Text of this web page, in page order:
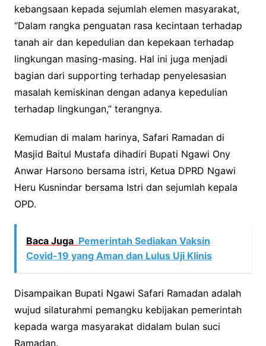
kebangsaan kepada sejumlah elemen masyarakat,
“Dalam rangka penguatan rasa kecintaan terhadap
tanah air dan kepedulian dan kepekaan terhadap
lingkungan masing-masing. Hal ini juga menjadi
bagian dari supporting terhadap penyelesasian
masalah kemiskinan dengan adanya kepedulian
terhadap lingkungan,” terangnya.
Kemudian di malam harinya, Safari Ramadan di
Masjid Baitul Mustafa dihadiri Bupati Ngawi Ony
Anwar Harsono bersama istri, Ketua DPRD Ngawi
Heru Kusnindar bersama Istri dan sejumlah kepala
OPD.
Baca Juga Pemerintah Sediakan Vaksin
Covid-19 yang Aman dan Lulus Uji Klinis
Disampaikan Bupati Ngawi Safari Ramadan adalah
wujud silaturahmi pemangku kebijakan pemerintah
kepada warga masyarakat didalam bulan suci
Ramadan.